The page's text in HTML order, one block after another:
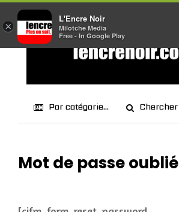
Par catégorie... Chercher
Mot de passe oublié
×
L'Encre Noir
Milotche Media
Free - In Google Play